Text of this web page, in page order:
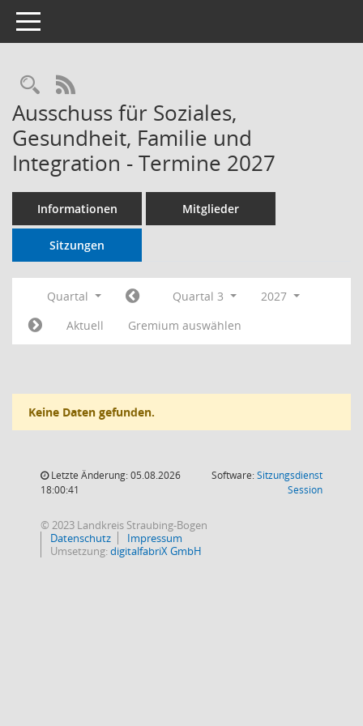
Toggle navigation
RSS-Feed
Ausschuss für Soziales,
Gesundheit, Familie und
Integration - Termine 2027
Informationen Mitglieder
Sitzungen
Quartal Quartal 3
2027
Aktuell
Gremium auswählen
Keine Daten gefunden.
Letzte Änderung: 05.08.2026
18:00:41
Software:Sitzungsdienst
Session(Wird in
© 2023 Landkreis Straubing-Bogen
Datenschutz
Impressum
Umsetzung:digitalfabriX GmbH